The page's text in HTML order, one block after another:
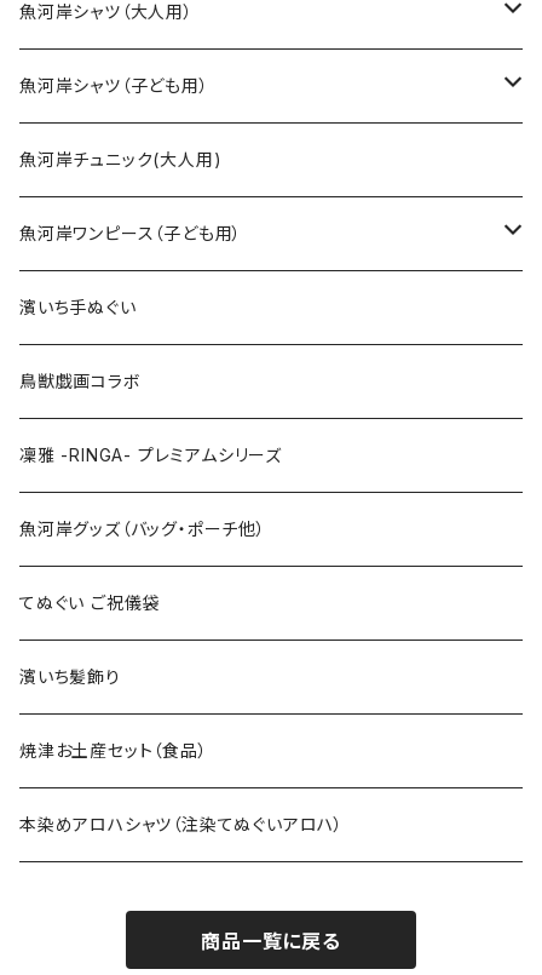
魚河岸シャツ（大人用）
SSサイズ
Sサイズ
Mサイズ
Lサイズ
LLサイズ
特大3Lサイズ
魚河岸シャツ（子ども用）
90cm
100cm
110cm
120cm
130cm
上下セット
魚河岸チュニック(大人用)
魚河岸ワンピース（子ども用）
100cm
120cm
濱いち手ぬぐい
鳥獣戯画コラボ
凜雅 -RINGA- プレミアムシリーズ
魚河岸グッズ（バッグ・ポーチ他）
てぬぐい ご祝儀袋
濱いち髪飾り
焼津お土産セット（食品）
本染めアロハシャツ（注染てぬぐいアロハ）
商品一覧に戻る